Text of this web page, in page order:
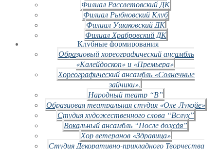
Филиал Рассветовский ДК
Филиал Рыбновский Клуб
Филиал Ушаковский ДК
Филиал Храбровский ДК
Клубные формирования
Образцовый хореографический ансамбль
«Калейдоскоп» и «Премьера»
Хореографический ансамбль «Солнечные
зайчики».
Народный театр “В”
Образцовая театральная студия «Оле-Лукойе»
Студия художественного слова “Вслух”
Вокальный ансамбль “После дождя”
Хор ветеранов «Здравица»
Студия Декоративно-прикладного Творчества